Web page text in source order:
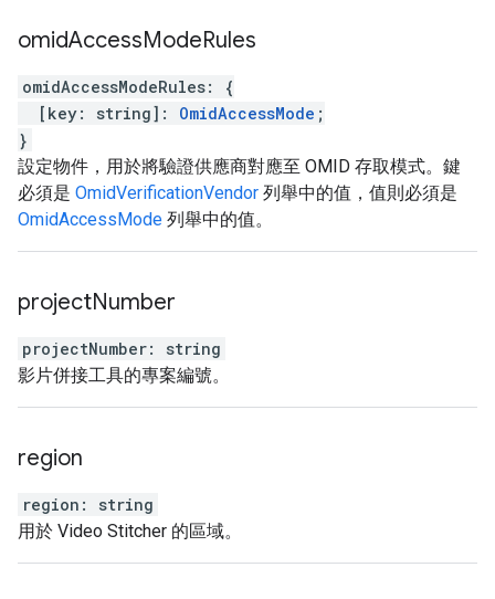
omidAccessModeRules
omidAccessModeRules:
{
[ key: string] : OmidAccessMode ;
}
設定物件，用於將驗證供應商對應至 OMID 存取模式。鍵
必須是 OmidVerificationVendor 列舉中的值，值則必須是
OmidAccessMode 列舉中的值。
projectNumber
projectNumber:
string
影片併接工具的專案編號。
region
region :
string
用於 Video Stitcher 的區域。